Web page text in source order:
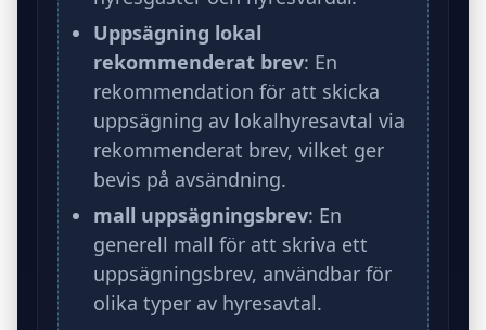
Uppsägning lokal
rekommenderat brev: En
rekommendation för att skicka
uppsägning av lokalhyresavtal via
rekommenderat brev, vilket ger
bevis på avsändning.
mall uppsägningsbrev: En
generell mall för att skriva ett
uppsägningsbrev, användbar för
olika typer av hyresavtal.